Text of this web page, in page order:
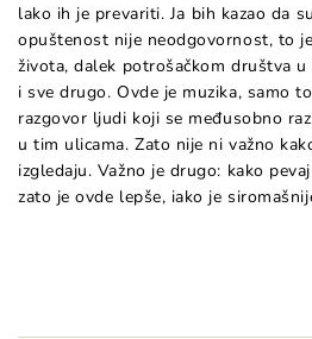
lako ih je prevariti. Ja bih kazao da
opuštenost nije neodgovornost, to
života, dalek potrošačkom društva
i sve drugo. Ovde je muzika, samo
razgovor ljudi koji se međusobno
u tim ulicama. Zato nije ni važno
izgledaju. Važno je drugo: kako
zato je ovde lepše, iako je